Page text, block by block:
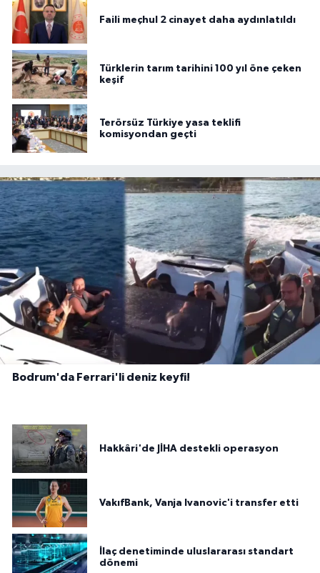
Faili meçhul 2 cinayet daha aydınlatıldı
Türklerin tarım tarihini 100 yıl öne çeken
keşif
Terörsüz Türkiye yasa teklifi
komisyondan geçti
Bodrum'da Ferrari'li deniz keyfi!
Hakkâri'de JİHA destekli operasyon
VakıfBank, Vanja Ivanovic'i transfer etti
İlaç denetiminde uluslararası standart
dönemi